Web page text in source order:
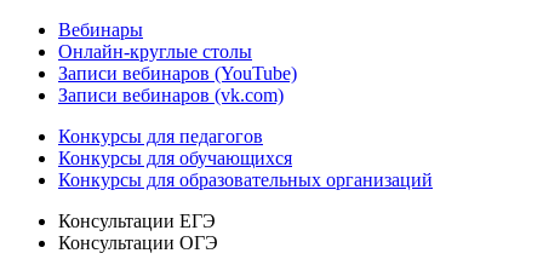
Вебинары
Онлайн-круглые столы
Записи вебинаров (YouTube)
Записи вебинаров (vk.com)
Конкурсы для педагогов
Конкурсы для обучающихся
Конкурсы для образовательных организаций
Консультации ЕГЭ
Консультации ОГЭ